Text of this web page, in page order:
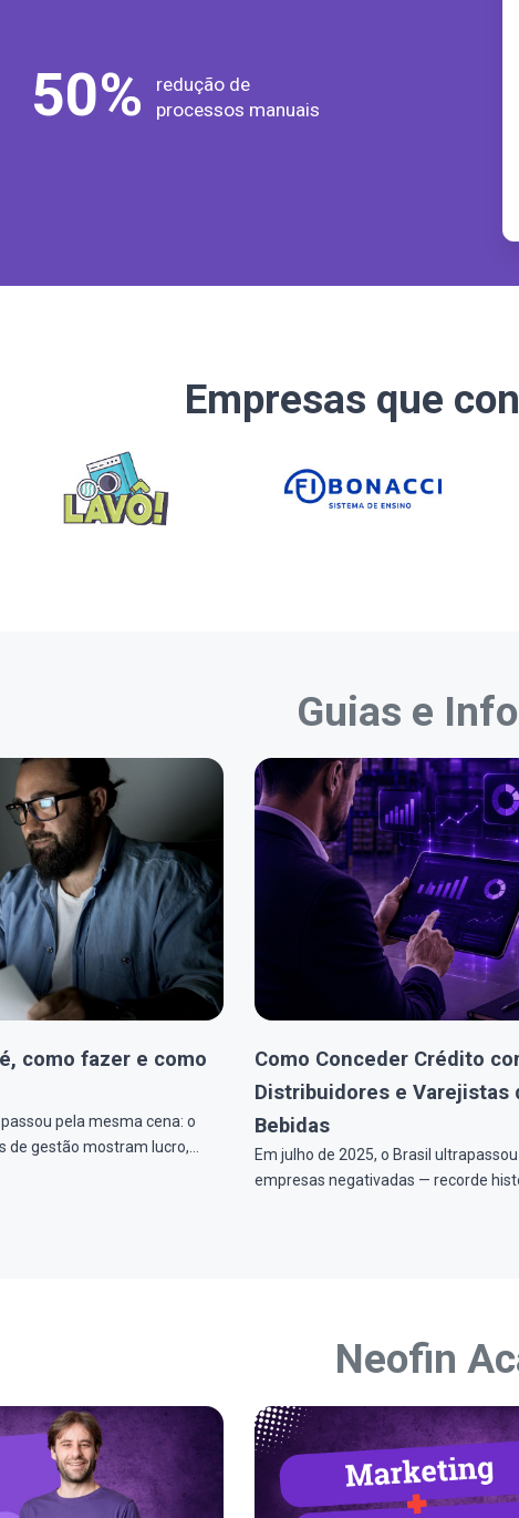
50%
redução de
processos manuais
Empresas que
Guias e
como fazer e como
pela mesma cena: o
de gestão mostram lucro,…
Como Conceder Crédito
Distribuidores e Varejistas
Bebidas
Em julho de 2025, o Brasil
empresas negativadas — recorde
Neofin